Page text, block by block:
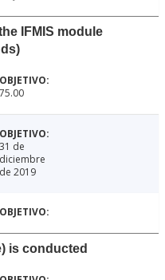
IFMIS module
75.00
31 de
diciembre
de 2019
is conducted